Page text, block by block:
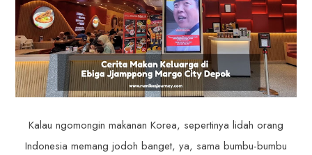
Kalau ngomongin makanan Korea, sepertinya lidah orang
Indonesia memang jodoh banget, ya, sama bumbu-bumbu